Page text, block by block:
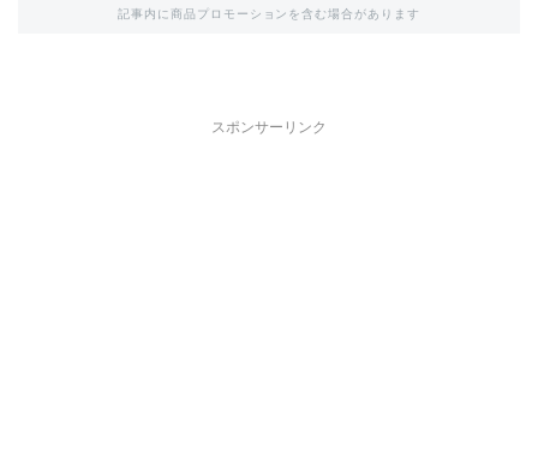
記事内に商品プロモーションを含む場合があります
スポンサーリンク